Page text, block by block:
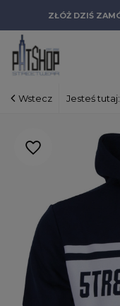
ZŁÓŻ DZIŚ
Wstecz Jesteś tutaj: